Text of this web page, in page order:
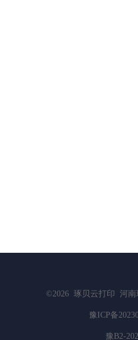
©2026 琢贝云打印 河南
豫ICP备
豫B2-